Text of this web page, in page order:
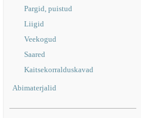
Pargid, puistud
Liigid
Veekogud
Saared
Kaitsekorralduskavad
Abimaterjalid